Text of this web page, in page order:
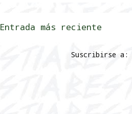
Entrada más reciente
Suscribirse a: